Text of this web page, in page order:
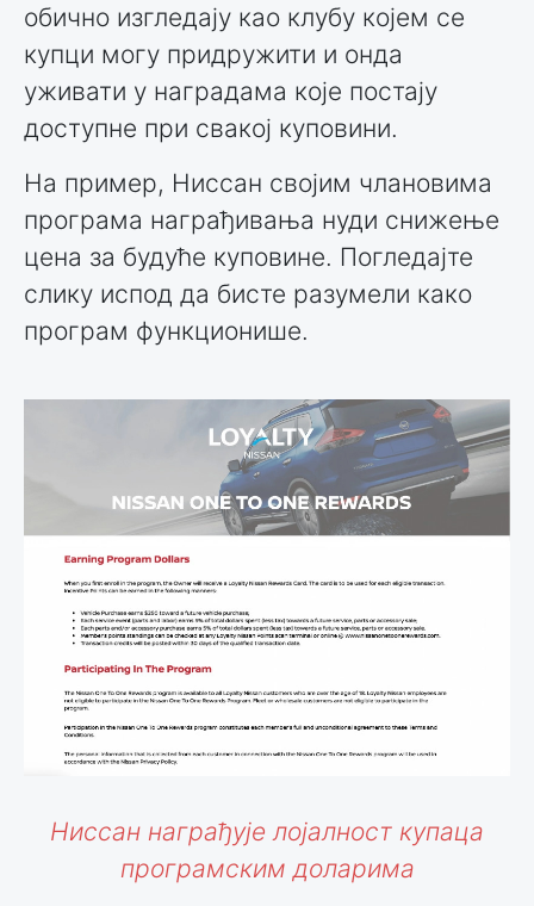
обично изгледају као клубу којем се
купци могу придружити и онда
уживати у наградама које постају
доступне при свакој куповини.
На пример, Ниссан својим члановима
програма награђивања нуди снижење
цена за будуће куповине. Погледајте
слику испод да бисте разумели како
програм функционише.
Ниссан награђује лојалност купаца
програмским доларима